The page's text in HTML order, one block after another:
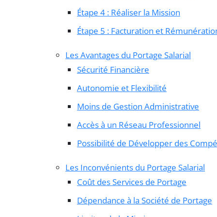
Étape 4 : Réaliser la Mission
Étape 5 : Facturation et
Les Avantages du Portage Salarial
Sécurité Financière
Autonomie et Flexibilité
Moins de Gestion Administrative
Accès à un Réseau Professionnel
Possibilité de Développer des
Les Inconvénients du Portage Salarial
Coût des Services de Portage
Dépendance à la Société de Portage